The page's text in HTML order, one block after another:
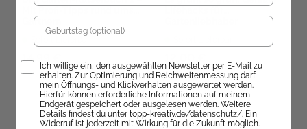
Gärtnern
14,99 €
Geburtstag
Opt-InIch willige ein, den ausgewählten Newsletter per E-Mail zu
erhalten. Zur Optimierung und Reichweitenmessung darf
mein Öffnungs- und Klickverhalten ausgewertet werden.
Hierfür können erforderliche Informationen auf meinem
Endgerät gespeichert oder ausgelesen werden. Weitere
Details findest du unter topp-kreativ.de/datenschutz/. Ein
Widerruf ist jederzeit mit Wirkung für die Zukunft möglich.